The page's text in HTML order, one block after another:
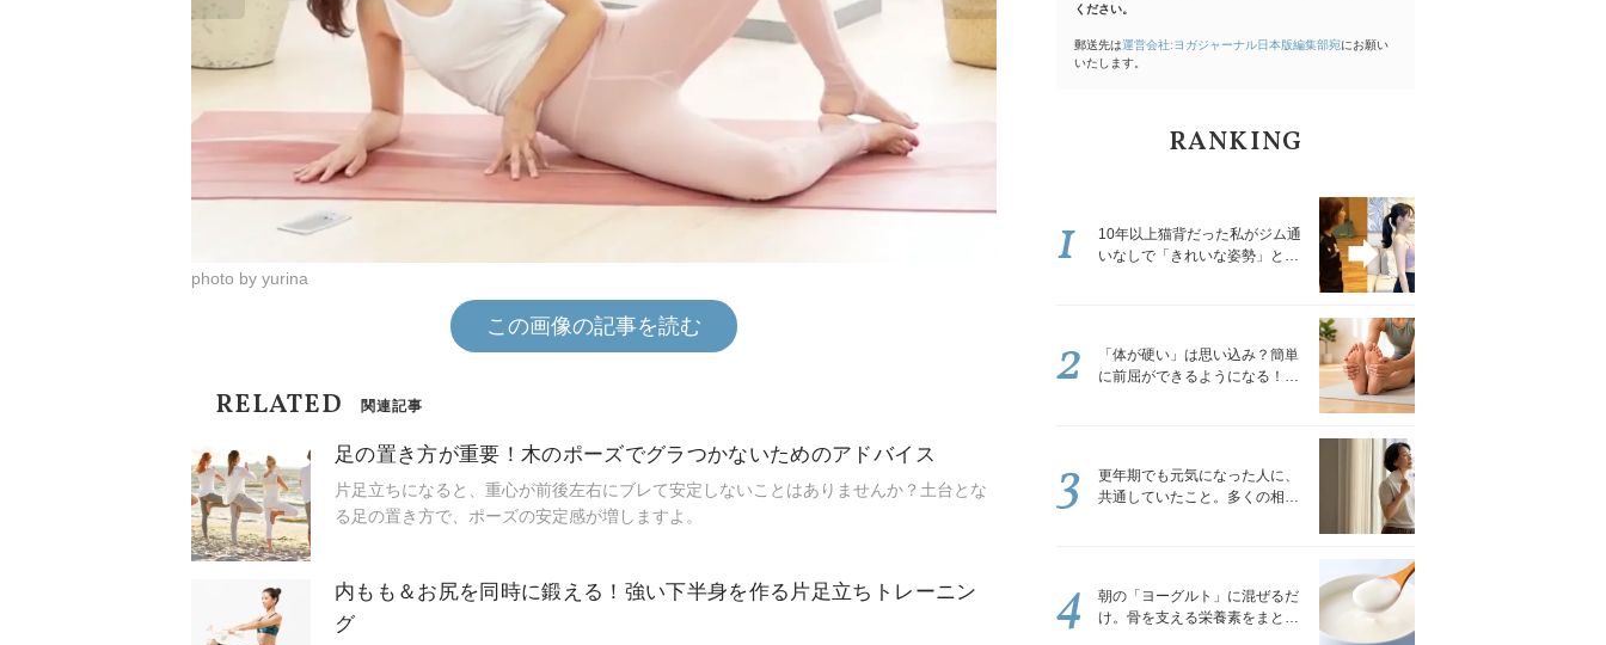
photo by yurina
この画像の記事を読む
RELATED 関連記事
足の置き方が重要！木のポーズでグラつかないためのアドバイス
片足立ちになると、重心が前後左右にブレて安定しないことはありませんか？土台とな
る足の置き方で、ポーズの安定感が増しますよ。
内もも＆お尻を同時に鍛える！強い下半身を作る片足立ちトレーニン
グ
ください。
郵送先は運営会社:ヨガジャーナル日本版編集部宛にお願い
いたします。
RANKING
10年以上猫背だった私がジム通
いなしで「きれいな姿勢」と褒
1
「体が硬い」は思い込み？簡単
に前屈ができるようになる！腿
2
更年期でも元気になった人に、
共通していたこと。多くの相談
3
朝の「ヨーグルト」に混ぜるだ
け。骨を支える栄養素をまとめ
4